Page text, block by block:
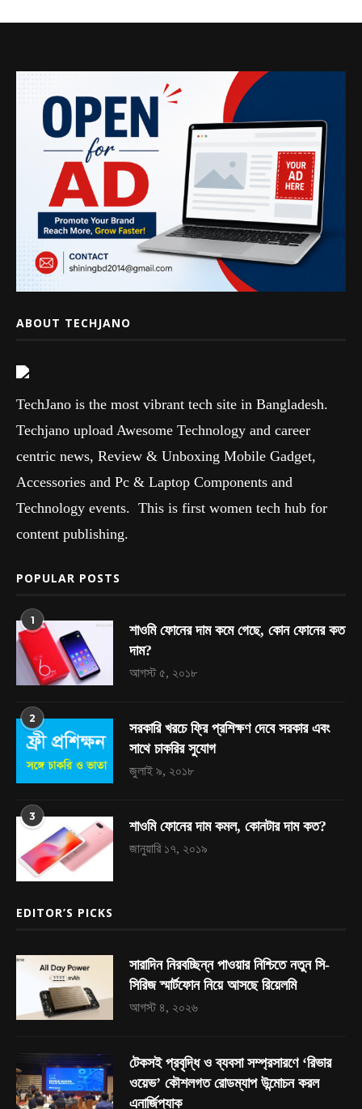
ABOUT TECHJANO
TechJano is the most vibrant tech site in Bangladesh.
Techjano upload Awesome Technology and career
centric news, Review & Unboxing Mobile Gadget,
Accessories and Pc & Laptop Components and
Technology events. This is first women tech hub for
content publishing.
POPULAR POSTS
1
শাওমি ফোনের দাম কমে গেছে, কোন ফোনের কত
দাম?
আগস্ট ৫, ২০১৮
2
সরকারি খরচে ফ্রি প্রশিক্ষণ দেবে সরকার এবং
সাথে চাকরির সুযোগ
জুলাই ৯, ২০১৮
3
শাওমি ফোনের দাম কমল, কোনটার দাম কত?
জানুয়ারি ১৭, ২০১৯
EDITOR’S PICKS
সারাদিন নিরবচ্ছিন্ন পাওয়ার নিশ্চিতে নতুন সি-
সিরিজ স্মার্টফোন নিয়ে আসছে রিয়েলমি
আগস্ট ৪, ২০২৬
টেকসই প্রবৃদ্ধি ও ব্যবসা সম্প্রসারণে ‘রিভার
ওয়েভ’ কৌশলগত রোডম্যাপ উন্মোচন করল
এনার্জিপ্যাক